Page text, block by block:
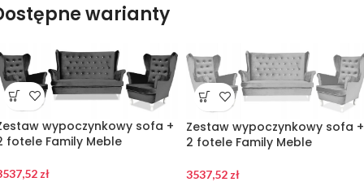
warianty
wypoczynkowy sofa +
fotele Family Meble
zł
Zestaw wypoczynkowy sofa +
2 fotele Family Meble
3537,52 zł